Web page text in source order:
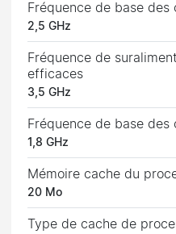
Fréquence de base
2,5 GHz
Fréquence de
efficaces
3,5 GHz
Fréquence de base
1,8 GHz
Mémoire cache du
20 Mo
Type de cache de